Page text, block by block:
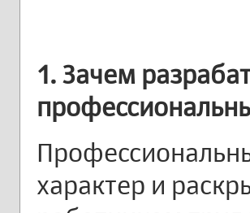
1. Зачем
характер и